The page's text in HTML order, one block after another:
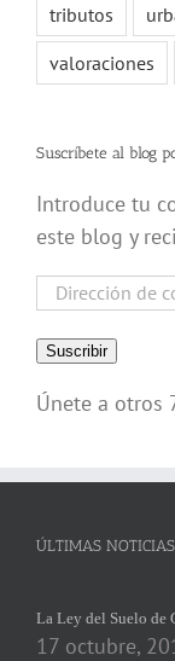
tributos
valoraciones
Suscríbete al blog
Introduce tu
este blog y
Dirección
correo
electrónico
Suscribir
Únete a otros
ÚLTIMAS NOTICIAS
La Ley del Suelo de
17 octubre,